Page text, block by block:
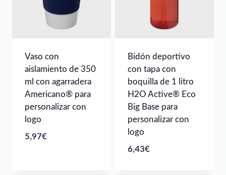
Vaso con
aislamiento de 350
ml con agarradera
Americano® para
personalizar con
logo
5,97€
Bidón deportivo
con tapa con
boquilla de 1 litro
H2O Active® Eco
Big Base para
personalizar con
logo
6,43€